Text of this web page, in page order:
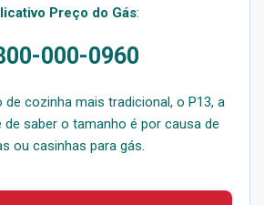
Preço do Gás:
000-0960
cozinha mais tradicional, o P13, a
saber o tamanho é por causa de
ou casinhas para gás.